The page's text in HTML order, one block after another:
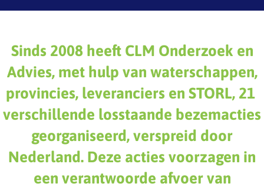
Sinds 2008 heeft CLM Onderzoek en
Advies, met hulp van waterschappen,
provincies, leveranciers en STORL, 21
verschillende losstaande bezemacties
georganiseerd, verspreid door
Nederland. Deze acties voorzagen in
een verantwoorde afvoer van